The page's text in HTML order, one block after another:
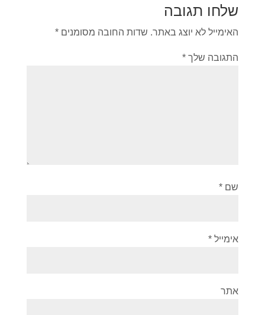
שלחו תגובה
האימייל לא יוצג באתר. שדות החובה מסומנים *
התגובה שלך *
שם *
אימייל *
אתר